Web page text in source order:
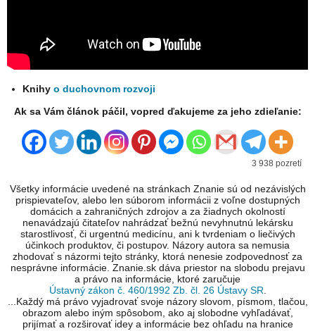
Knihyo duchovnom rozvoji
Ak sa Vám článok páčil, vopred ďakujeme za jeho zdieľanie:
3 938 pozretí
Všetky informácie uvedené na stránkach Znanie sú od nezávislých
prispievateľov, alebo len súborom informácii z voľne dostupných
domácich a zahraničných zdrojov a za žiadnych okolností
nenavádzajú čitateľov nahrádzať bežnú nevyhnutnú lekársku
starostlivosť, či urgentnú medicínu, ani k tvrdeniam o liečivých
účinkoch produktov, či postupov. Názory autora sa nemusia
zhodovať s názormi tejto stránky, ktorá nenesie zodpovednosť za
nesprávne informácie. Znanie.sk dáva priestor na slobodu prejavu
a právo na informácie, ktoré zaručuje
Ústavný zákon č. 460/1992 Zb. čl. 26 Ústavy SR
...Každý má právo vyjadrovať svoje názory slovom, písmom, tlačou,
obrazom alebo iným spôsobom, ako aj slobodne vyhľadávať,
prijímať a rozširovať idey a informácie bez ohľadu na hranice